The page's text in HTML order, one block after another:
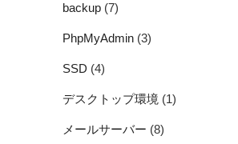
backup (7)
PhpMyAdmin (3)
SSD (4)
デスクトップ環境 (1)
メールサーバー (8)